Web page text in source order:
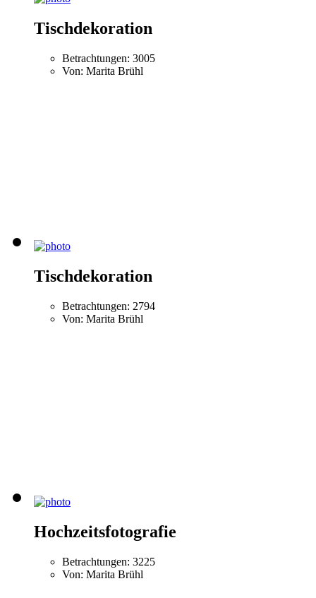
Tischdekoration
Betrachtungen: 3005
Von: Marita Brühl
Tischdekoration
Betrachtungen: 2794
Von: Marita Brühl
Hochzeitsfotografie
Betrachtungen: 3225
Von: Marita Brühl